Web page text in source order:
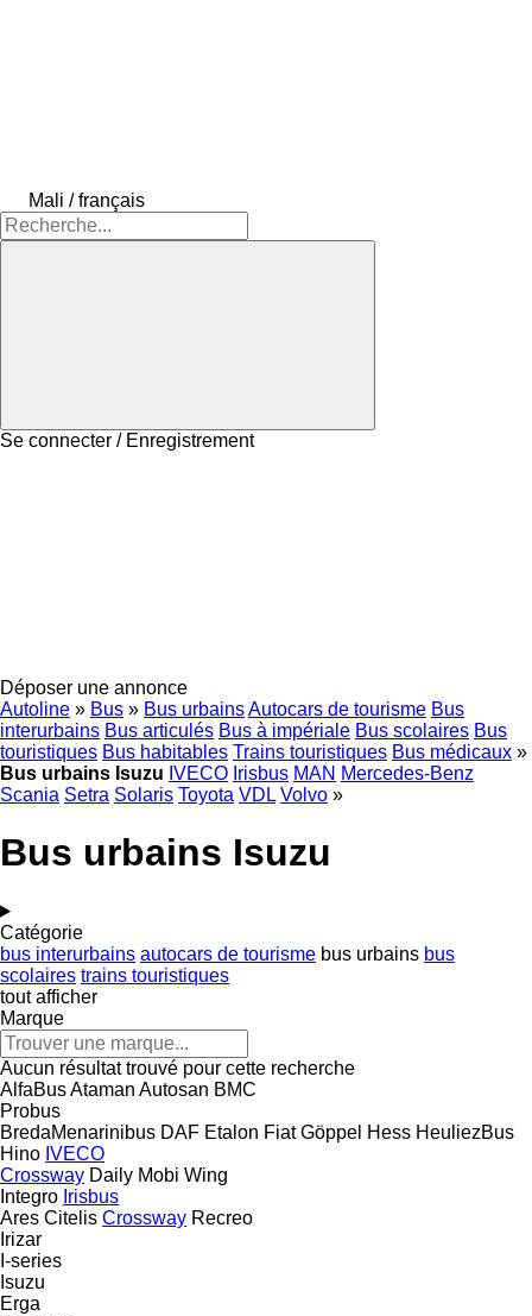
Mali / français
Se connecter / Enregistrement
Déposer une annonce
Autoline » Bus » Bus urbainsAutocars de tourisme Bus
interurbains Bus articulés Bus à impériale Bus scolaires Bus
touristiques Bus habitables Trains touristiques Bus médicaux »
Bus urbains Isuzu IVECO Irisbus MAN Mercedes-Benz
Scania Setra Solaris Toyota VDL Volvo »
Bus urbains Isuzu
Catégorie
bus interurbains autocars de tourisme bus urbains bus
scolaires trains touristiques
tout afficher
Marque
Aucun résultat trouvé pour cette recherche
AlfaBusAtaman Autosan BMC
Probus
BredaMenarinibus DAF Etalon Fiat Göppel Hess HeuliezBus
Hino IVECO
Crossway Daily Mobi Wing
Integro Irisbus
Ares Citelis Crossway Recreo
Irizar
I-series
Isuzu
Erga